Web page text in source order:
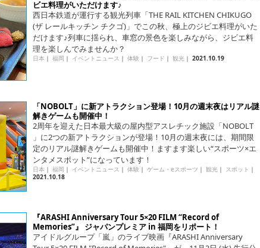
ビエ料理がいただけます♪
西日本鉄道が運行する観光列車「THE RAIL KITCHEN CHIKUGO
(ザ レールキッチン チクゴ)」でこの秋、極上のジビエ料理がいた
だけます♪列車に揺られ、車窓の景色を楽しみながら、ジビエ料
理を楽しんでみませんか？
日本 ｜ 福岡 ｜ イベントニュース ｜ 体験 ｜ フード ｜ 観光 ｜ 2021.10.19
「NOBOLT」に新アトラクション登場！10月の週末夜はリアル謎
解きゲームも開催中！
2周年を迎えた日本最大級の屋内型アスレチック施設「NOBOLT
」に2つの新アトラクションが登場！10月の週末夜には、期間限
定のリアル謎解きゲームも開催中！ますます楽しい“スポーツ×エ
ンタメスポット”になっています！
日本 ｜ 福岡 ｜ イベントニュース ｜ 体験 ｜ ゲーム・eスポーツ ｜ 観光 ｜ スポット ｜
2021.10.18
『ARASHI Anniversary Tour 5×20 FILM “Record of
Memories”』 ジャパンプレミア in 福岡をリポート！
アイドルグループ「嵐」のライブ映画『ARASHI Anniversary